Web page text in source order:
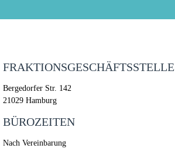
FRAKTIONSGESCHÄFTSSTELLE
Bergedorfer Str. 142
21029 Hamburg
BÜROZEITEN
Nach Vereinbarung